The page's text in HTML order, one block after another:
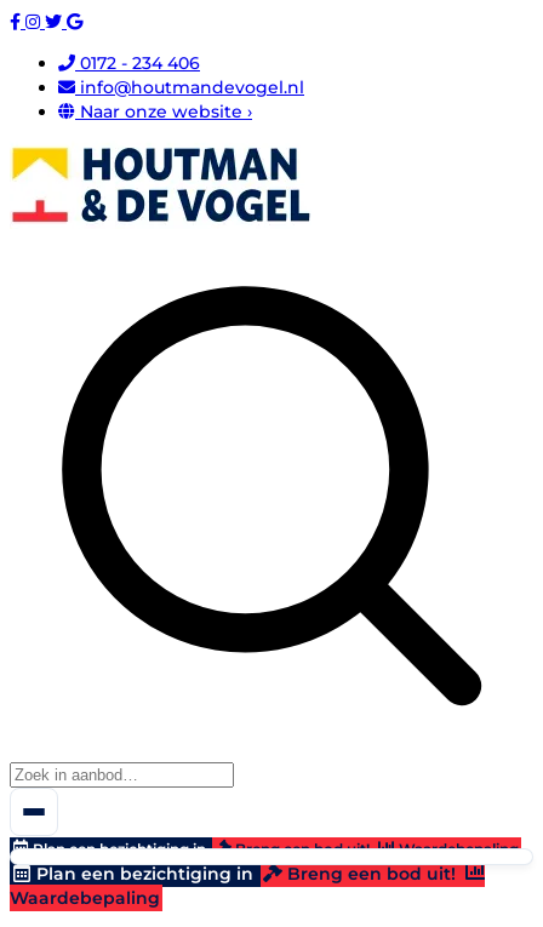
0172 - 234 406
info@houtmandevogel.nl
Naar onze website ›
Plan een bezichtiging in Breng een bod uit! Waardebepaling
Plan een bezichtiging in
Breng een bod uit!
Waardebepaling